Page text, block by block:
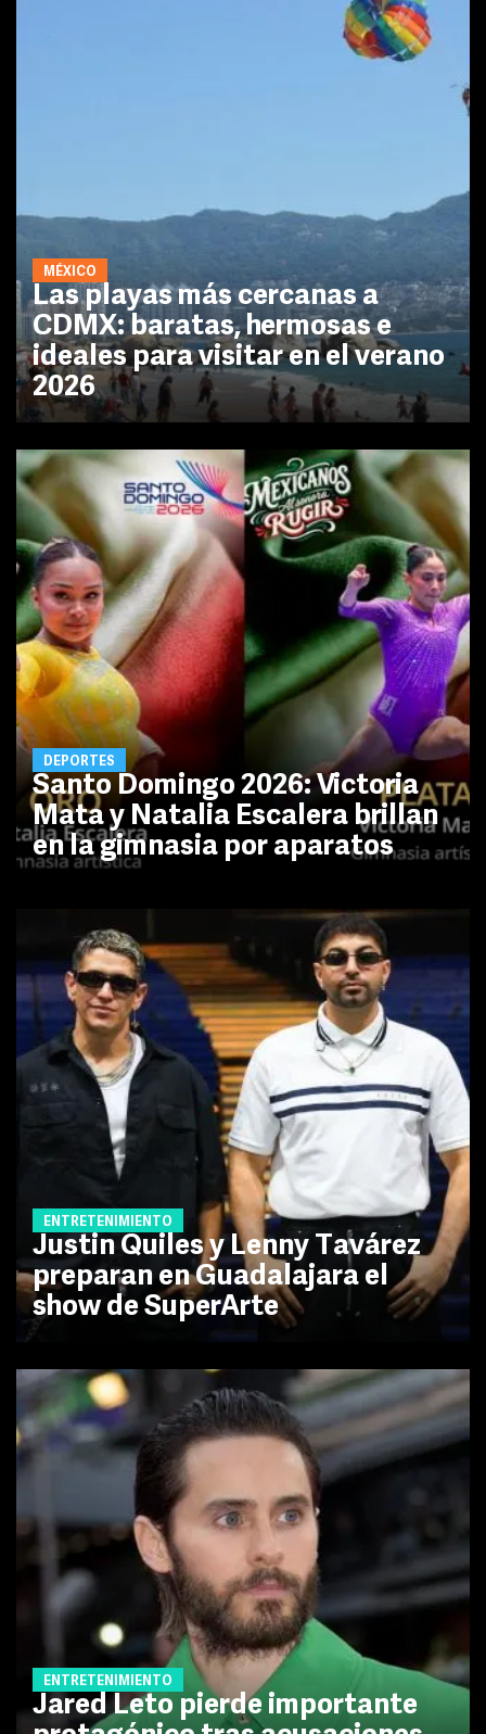
MÉXICO
Las playas más cercanas a
CDMX: baratas, hermosas e
ideales para visitar en el verano
2026
DEPORTES
Santo Domingo 2026: Victoria
Mata y Natalia Escalera brillan
en la gimnasia por aparatos
ENTRETENIMIENTO
Justin Quiles y Lenny Tavárez
preparan en Guadalajara el
show de SuperArte
ENTRETENIMIENTO
Jared Leto pierde importante